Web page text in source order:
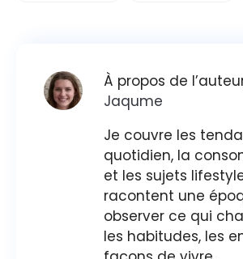
À propos de
Jaqume
Je couvre les
quotidien, la
et les sujets
racontent une
observer ce qui
les habitudes, les